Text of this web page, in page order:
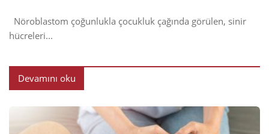
Nöroblastom çoğunlukla çocukluk çağında görülen, sinir
hücreleri...
Devamını oku